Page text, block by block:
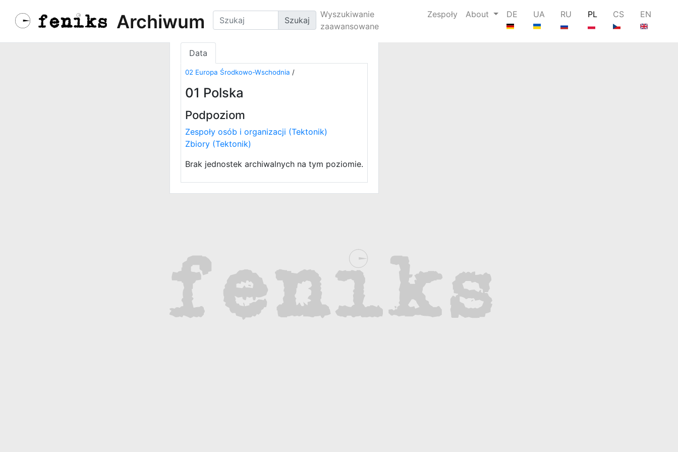
Archiwum Szukaj
Wyszukiwanie
zaawansowane
Zespoły About DE UA RU PL CS EN
Data
02 Europa Środkowo-Wschodnia /
01 Polska
Podpoziom
Zespoły osób i organizacji (Tektonik)
Zbiory (Tektonik)
Brak jednostek archiwalnych na tym poziomie.